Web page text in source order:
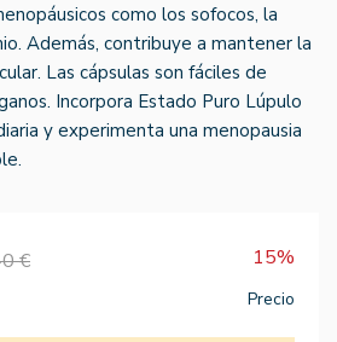
como los sofocos, la
Además, contribuye a mantener la
Las cápsulas son fáciles de
Incorpora Estado Puro Lúpulo
y experimenta una menopausia
€ 15%
Precio